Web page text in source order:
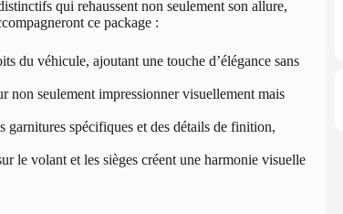
qui rehaussent non seulement son allure,
ce package :
du véhicule, ajoutant une touche d’élégance sans
non seulement impressionner visuellement mais
garnitures spécifiques et des détails de finition,
le volant et les sièges créent une harmonie visuelle